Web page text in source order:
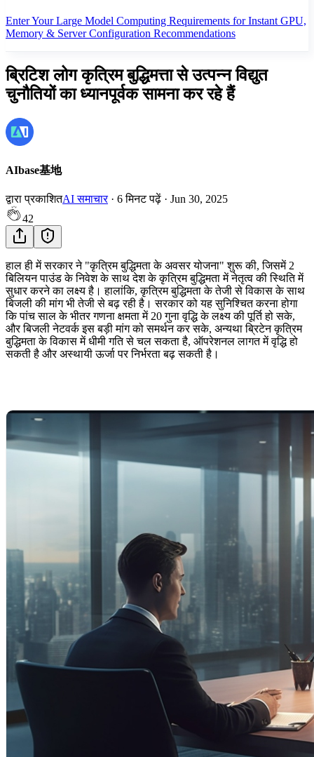
Enter Your Large Model Computing Requirements for Instant GPU,
Memory & Server Configuration Recommendations
ब्रिटिश लोग कृत्रिम बुद्धिमत्ता से उत्पन्न विद्युत
चुनौतियों का ध्यानपूर्वक सामना कर रहे हैं
AIbase基地
द्वारा प्रकाशितAI समाचार· 6 मिनट पढ़ें · Jun 30, 2025
42
हाल ही में सरकार ने "कृत्रिम बुद्धिमता के अवसर योजना" शुरू की, जिसमें 2
बिलियन पाउंड के निवेश के साथ देश के कृत्रिम बुद्धिमता में नेतृत्व की स्थिति में
सुधार करने का लक्ष्य है। हालांकि, कृत्रिम बुद्धिमता के तेजी से विकास के साथ
बिजली की मांग भी तेजी से बढ़ रही है। सरकार को यह सुनिश्चित करना होगा
कि पांच साल के भीतर गणना क्षमता में 20 गुना वृद्धि के लक्ष्य की पूर्ति हो सके,
और बिजली नेटवर्क इस बड़ी मांग को समर्थन कर सके, अन्यथा ब्रिटेन कृत्रिम
बुद्धिमता के विकास में धीमी गति से चल सकता है, ऑपरेशनल लागत में वृद्धि हो
सकती है और अस्थायी ऊर्जा पर निर्भरता बढ़ सकती है।